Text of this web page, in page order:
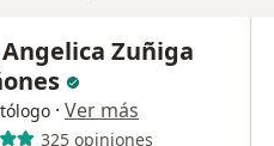
Zuñiga
· Ver más
325 opiniones